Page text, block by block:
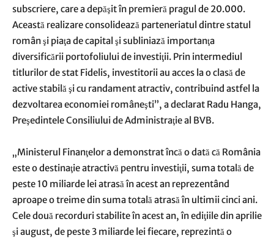
subscriere, care a depăşit în premieră pragul de 20.000.
Această realizare consolidează parteneriatul dintre statul
român şi piaţa de capital şi subliniază importanţa
diversificării portofoliului de investiţii. Prin intermediul
titlurilor de stat Fidelis, investitorii au acces la o clasă de
active stabilă şi cu randament atractiv, contribuind astfel la
dezvoltarea economiei româneşti”, a declarat Radu Hanga,
Preşedintele Consiliului de Administraţie al BVB.
„Ministerul Finanţelor a demonstrat încă o dată că România
este o destinaţie atractivă pentru investiţii, suma totală de
peste 10 miliarde lei atrasă în acest an reprezentând
aproape o treime din suma totală atrasă în ultimii cinci ani.
Cele două recorduri stabilite în acest an, în ediţiile din aprilie
şi august, de peste 3 miliarde lei fiecare, reprezintă o